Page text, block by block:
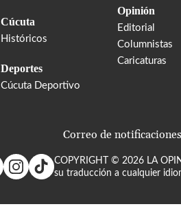
Cúcuta
Históricos
Deportes
Cúcuta Deportivo
Opinión
Editorial
Columnistas
Caricaturas
Correo de
COPYRIGHT © 2026 LA
su traducción a cualquier